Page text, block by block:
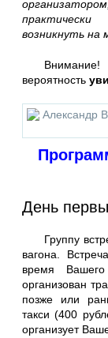
возникнуть на
вероятность
День
Группу
вагона.
время
организован
позже или
такси (400
организует